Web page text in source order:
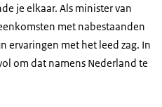
je elkaar. Als minister van
met nabestaanden
ervaringen met het leed zag. In
om dat namens Nederland te